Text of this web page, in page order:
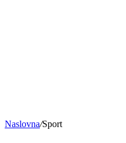
Naslovna/Sport